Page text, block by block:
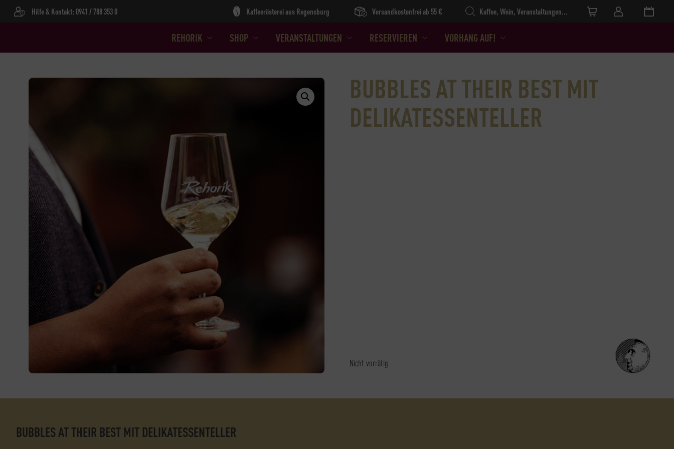
REHORIK SHOP VERANSTALTUNGEN RESERVIEREN VORHANG AUF!
Hilfe & Kontakt: 0941 / 788 353 0 Kaffeerösterei aus Regensburg Versandkostenfrei ab 55 €
Products search
BUBBLES AT THEIR BEST MIT
DELIKATESSENTELLER
Nicht vorrätig
BUBBLES AT THEIR BEST MIT DELIKATESSENTELLER